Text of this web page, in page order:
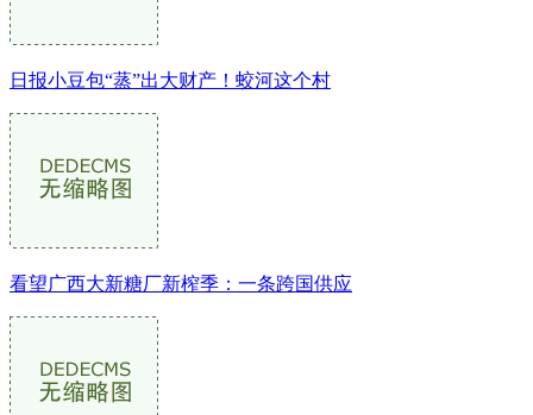
日报小豆包“蒸”出大财产！蛟河这个村
看望广西大新糖厂新榨季：一条跨国供应